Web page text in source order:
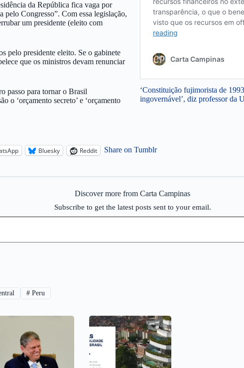
‘Constituição fujimorista de
ingovernável’, diz professor da
da República fica vaga por
pelo Congresso”. Com essa legislação,
um presidente (eleito com
pelo presidente eleito. Se o gabinete
que os ministros devam renunciar
passo para tornar o Brasil
o ‘orçamento secreto’ e ‘orçamento
Bluesky Reddit Share on Tumblr
Discover more from Carta Campinas
Subscribe to get the latest posts sent to your email.
# Peru